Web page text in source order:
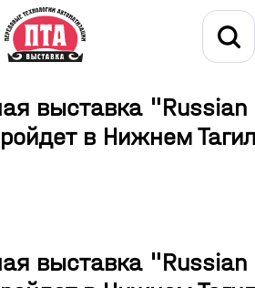
выставка "Russian
в Нижнем
выставка "Russian